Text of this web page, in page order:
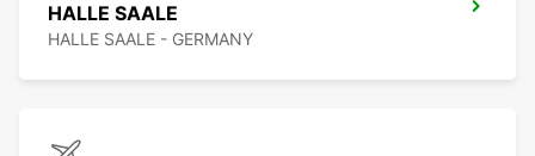
HALLE SAALE
HALLE SAALE - GERMANY